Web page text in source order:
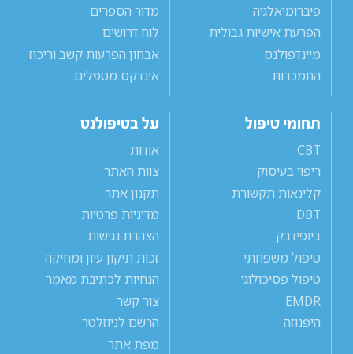
פיברומיאלגיה
הפרעת אישיות גבולית
מיינדפולנס
התמכרות
מדור הספרים
לוח דרושים
אבחון הפרעות קשב וריכוז
אינדקס מטפלים
תחומי טיפול
CBT
ריפוי בעיסוק
קלינאות תקשורת
DBT
ביופידבק
טיפול משפחתי
טיפול פסיכולוגי
EMDR
היפנוזה
על בטיפולנט
אודות
צוות האתר
תקנון אתר
מדיניות פרטיות
הצהרת נגישות
זכות תיקון עיון ומחיקה
הנחיות לכתיבת מאמר
צור קשר
הרשם לניוזלטר
מפת אתר